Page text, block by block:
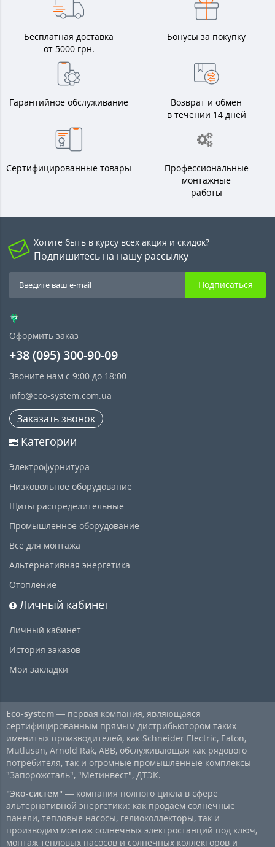
Бесплатная доставка
от 5000 грн.
Бонусы за покупку
Гарантийное обслуживание
Возврат и обмен
в течении 14 дней
Сертифицированные товары
Профессиональные
монтажные
работы
Хотите быть в курсу всех акция и скидок?
Подпишитесь на нашу рассылку
Подписаться
Оформить заказ
+38 (095) 300-90-09
Звоните нам с 9:00 до 18:00
info@eco-system.com.ua
Заказать звонок
Категории
Электрофурнитура
Низковольное оборудование
Щиты распределительные
Промышленное оборудование
Все для монтажа
Альтернативная энергетика
Отопление
Личный кабинет
Личный кабинет
История заказов
Мои закладки
Eco-system — первая компания, являющаяся
сертифицированным прямым дистрибьютором таких
именитых производителей, как Schneider Electric, Eaton,
Mutlusan, Arnold Rak, ABB, обслуживающая как рядового
потребителя, так и огромные промышленные комплексы —
"Запорожсталь", "Метинвест", ДТЭК.
"Эко-систем" — компания полного цикла в сфере
альтернативной энергетики: как продаем солнечные
панели, тепловые насосы, гелиоколлекторы, так и
производим монтаж солнечных электростанций под ключ,
монтаж тепловых насосов и солнечных коллекторов и